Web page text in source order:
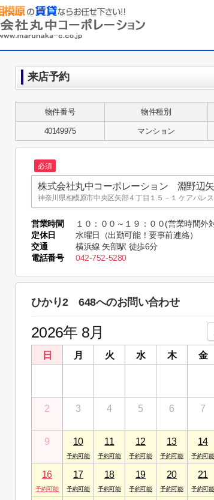
来店予約
物件番号 物件種別
40149975 マンション
必須
株式会社丸中コーポレーション 淵野辺
神奈川県相模原市中央区矢部４丁目１５－１ ケアパレ
株式会社丸中コーポレーション 英語表
MARUNAKA CO.,LTD.
東京都町田市木曽東１丁目３５－８ MARUNAKA
株式会社丸中コーポレーション 淵野辺矢
営業時間
１０：００～１９：００(営業時間
定休日
水曜日（出勤可能！要事前連絡）
交通
横浜線 矢部駅 徒歩6分
電話番号
042-752-5280
ひかり2 648へのお問い合わせ
2026年 8月
日 月 火 水 木 金
2 3 4 5 6 7
9 10 11 12 13 14
16 17 18 19 20 21